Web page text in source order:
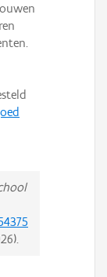
).